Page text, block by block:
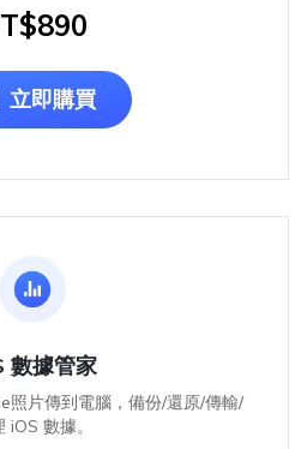
立即購買
數據管家
照片傳到電腦，備份/還原/傳輸/
iOS 數據。